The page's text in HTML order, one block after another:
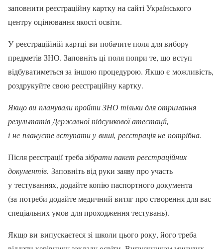
заповнити реєстраційну картку на сайті Українського
центру оцінювання якості освіти.
У реєстраційній картці ви побачите поля для вибору
предметів ЗНО. Заповніть ці поля попри те, що вступ
відбуватиметься за іншою процедурою. Якщо є можливість,
роздрукуйте свою реєстраційну картку.
Якщо ви планували пройти ЗНО тільки для отримання
результатів Державної підсумкової атестації,
і не плануєте вступати у виші, реєстрація не потрібна.
Після реєстрації требазібрати пакет реєстраційних
документів. Заповніть від руки заяву про участь
у тестуваннях, додайте копію паспортного документа
(за потреби додайте медичний витяг про створення для вас
спеціальних умов для проходження тестувань).
Якщо ви випускаєтеся зі школи цього року, його треба